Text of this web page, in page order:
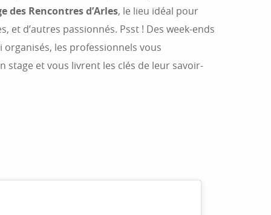
des Rencontres d’Arles, le lieu idéal pour
et d’autres passionnés. Psst ! Des week-ends
les professionnels vous
stage et vous livrent les clés de leur savoir-